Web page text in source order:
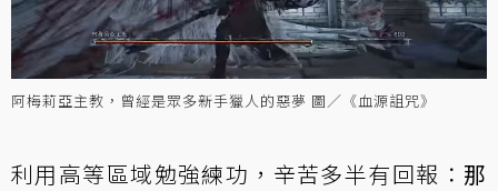
阿梅莉亞主教，曾經是眾多新手獵人的惡夢 圖／《血源詛咒》
利用高等區域勉強練功，辛苦多半有回報： 那